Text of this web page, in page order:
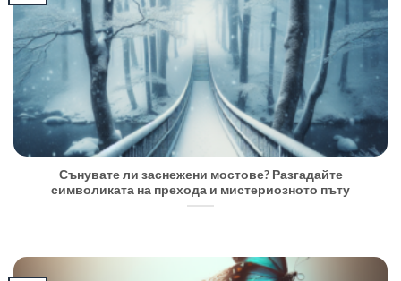
Сънувате ли заснежени мостове? Разгадайте
символиката на прехода и мистериозното пъту